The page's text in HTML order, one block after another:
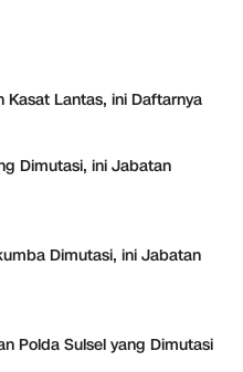
Kasat Lantas, ini Daftarnya
Dimutasi, ini Jabatan
Dimutasi, ini Jabatan
Polda Sulsel yang Dimutasi